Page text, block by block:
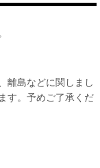
離島などに関しまし
す。予めご了承くだ